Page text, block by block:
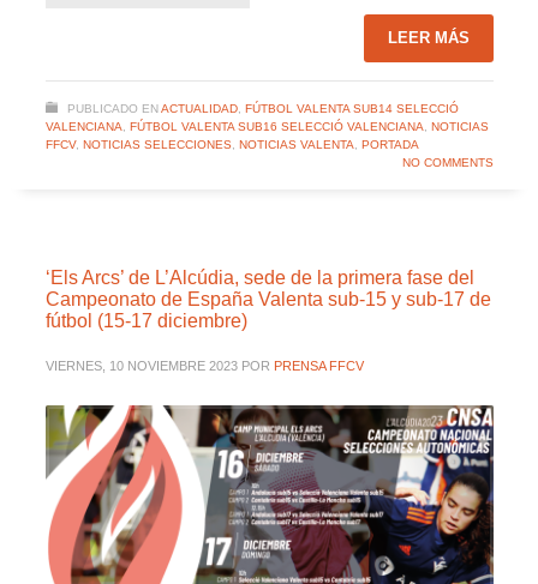
LEER MÁS
PUBLICADO EN ACTUALIDAD, FÚTBOL VALENTA SUB14 SELECCIÓ
VALENCIANA
FÚTBOL VALENTA SUB16 SELECCIÓ VALENCIANA
NOTICIAS
FFCV, NOTICIAS SELECCIONES, NOTICIAS VALENTA
PORTADA
NO COMMENTS
‘Els Arcs’ de L’Alcúdia, sede de la primera fase del
Campeonato de España Valenta sub-15 y sub-17 de
fútbol (15-17 diciembre)
VIERNES, 10 NOVIEMBRE 2023 POR PRENSA FFCV